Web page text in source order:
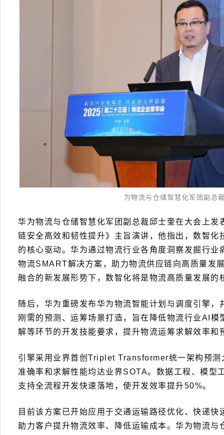
为物流与仓储智慧化军团副总
华为物流与仓储智慧化军团副总裁邱士奎在大会上发
链安全高效和韧性提升》主旨演讲，他指出，数智化
的核心驱动。华为通过物流行业各角度洞察发掘行业
物流SMART解决方案，助力物流供应链向高质量发
融合的新发展形势下，数智化将是物流高质量发展的
随后，华为重磅发布华为物流智能计划与调度引擎
刚需的预测、运筹场景打造，旨在降低物流行业AI
解等环节的开发技能要求，提升物流运筹求解效率和
引擎采用业界首创Triplet Transformer统一架构预
准确率和求解性能均达业界SOTA。数据工程、模型
支持全流程开发快速落地，使开发效率提升50%。
目前该方案已开始应用于交通运输路径优化、快递
助力客户提升物流效率、降低运输成本。华为物流与